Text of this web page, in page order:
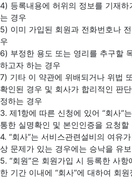
4) 등록내용에 허위의 정보를 기재하
는 경우
5) 이미 가입된 회원과 전화번호나
우
6) 부정한 용도 또는 영리를 추구할
하고자 하는 경우
7) 기타 이 약관에 위배되거나 위법
확인된 경우 및 회사가 합리적인 판
정하는 경우
3. 제1항에 따른 신청에 있어 “회사”
통한 실명확인 및 본인인증을 요청할
4. “회사”는 서비스관련설비의 여유
상 문제가 있는 경우에는 승낙을 유
5. “회원”은 회원가입 시 등록한 사
한 기간 이내에 “회사”에 대하여 회